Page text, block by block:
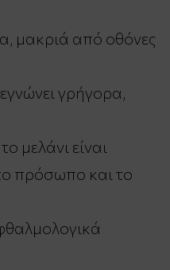
μακριά από οθόνες
γρήγορα,
μελάνι είναι
πρόσωπο και το